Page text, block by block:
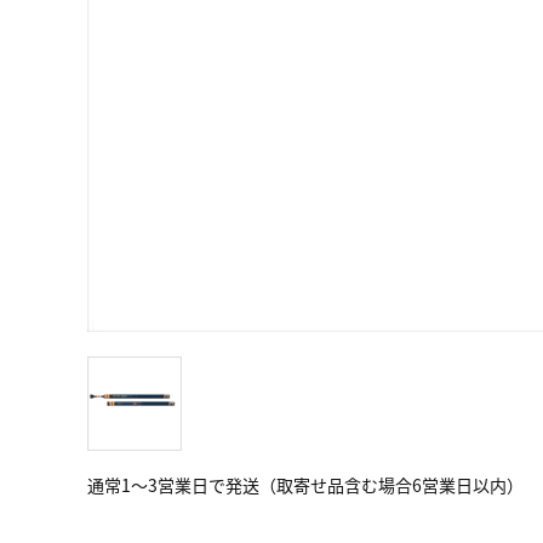
通常1～3営業日で発送（取寄せ品含む場合6営業日以内）